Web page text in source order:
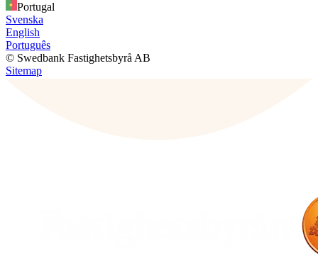
Portugal
Svenska
English
Português
© Swedbank Fastighetsbyrå AB
Sitemap